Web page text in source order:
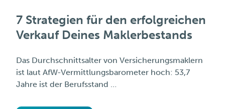
7 Strategien für den erfolgreichen
Verkauf Deines Maklerbestands
Das Durchschnittsalter von Versicherungsmaklern
ist laut AfW-Vermittlungsbarometer hoch: 53,7
Jahre ist der Berufsstand …